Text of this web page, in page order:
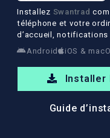
Installez Swantrad
téléphone et votre
d’accueil, notifications
Android
iOS &
Installer
Guide